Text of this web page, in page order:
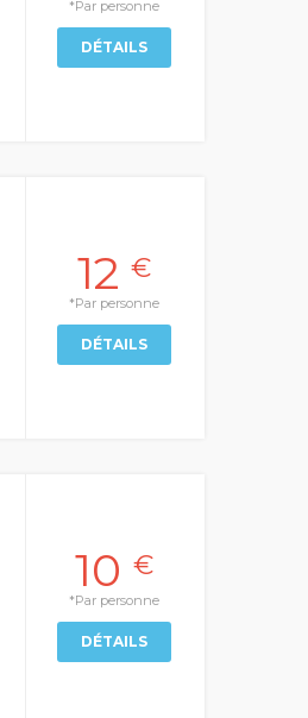
*Par personne
DÉTAILS
12€
*Par personne
DÉTAILS
10€
*Par personne
DÉTAILS